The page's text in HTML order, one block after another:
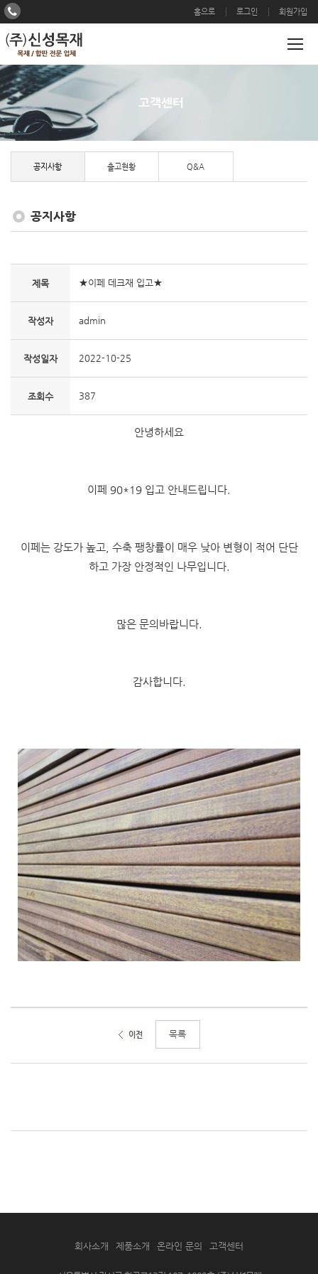
홈으로 로그인 회원가입
고객센터
공지사항 출고현황 Q&A
공지사항
제목 ★이페 데크재 입고★
작성자 admin
작성일자 2022-10-25
조회수 387
안녕하세요
이페 90*19 입고 안내드립니다.
이페는 강도가 높고, 수축 팽창률이 매우 낮아 변형이 적어 단단
하고 가장 안정적인 나무입니다.
많은 문의바랍니다.
감사합니다.
회사소개 제품소개 온라인 문의 고객센터